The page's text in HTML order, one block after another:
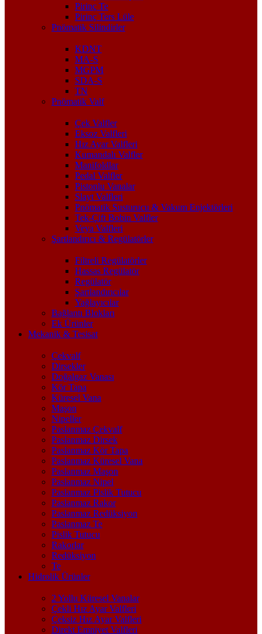
Pirinç Te
Pirinç Ters Lüle
Pnömatik Silindirler
KDNT
MA-S
MGPM
SDA-S
TN
Pnömatik Valf
Çek Valfler
Eksoz Valfleri
Hız Ayar Valfleri
Kumandalı Valfler
Manifoldlar
Pedal Valfler
Pistonlu Vanalar
Slayt Valfleri
Pnömatik Susturucu & Vakum Enjektörleri
Tek-Çift Bobin Valfler
Veya Valfleri
Şartlandırıcı & Regülatörler
Filtreli Regülatörler
Hassas Regülatör
Regülatör
Şartlandırıcılar
Yağlayıcılar
Bağlantı Blokları
Ek Ürünler
Mekanik & Tesisat
Çekvalf
Dirsekler
Doğalgaz Vanası
Kör Tapa
Küresel Vana
Maşon
Nipeller
Paslanmaz Çekvalf
Paslanmaz Dirsek
Paslanmaz Kör Tapa
Paslanmaz Küresel Vana
Paslanmaz Maşon
Paslanmaz Nipel
Paslanmaz Pislik Tutucu
Paslanmaz Rakor
Paslanmaz Redüksiyon
Paslanmaz Te
Pislik Tutucu
Rakorlar
Redüksiyon
Te
Hidrolik Ürünler
2 Yollu Küresel Vanalar
Çekli Hız Ayar Valfleri
Çeksiz Hız Ayar Valfleri
Direkt Emniyet Valfleri